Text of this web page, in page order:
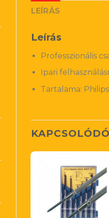
LEÍRÁS
Leírás
Professzionális
Ipari
Tartalama: Philips